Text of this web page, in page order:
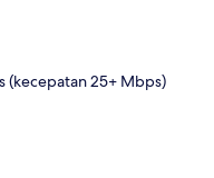
(kecepatan 25+ Mbps)